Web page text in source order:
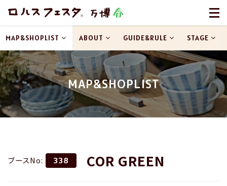
MAP&SHOPLIST
MAP&SHOPLIST ABOUT GUIDE&RULE STAGE
ブースNo: 338 COR GREEN